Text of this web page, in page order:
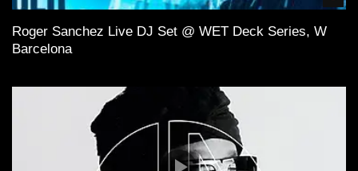
Roger Sanchez Live DJ Set @ WET Deck Series, W
Barcelona